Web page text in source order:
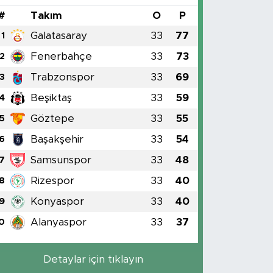
Takım O P
1 Galatasaray 33 77
2 Fenerbahçe 33 73
3 Trabzonspor 33 69
Beşiktaş 33 59
5 Göztepe 33 55
Başakşehir 33 54
Samsunspor 33 48
Rizespor 33 40
Konyaspor 33 40
Alanyaspor 33 37
Detaylar için tıklayın